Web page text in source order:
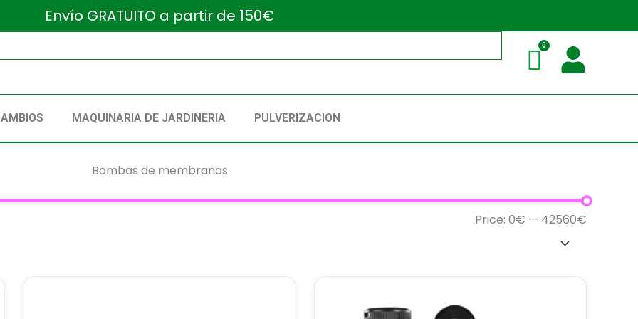
Envío GRATUITO a partir de 150€
MAQUINARIA DE JARDINERIA PULVERIZACION
Bombas de membranas
Price: 0€ — 42560€